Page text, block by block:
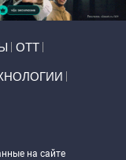
ОТТ
на сайте